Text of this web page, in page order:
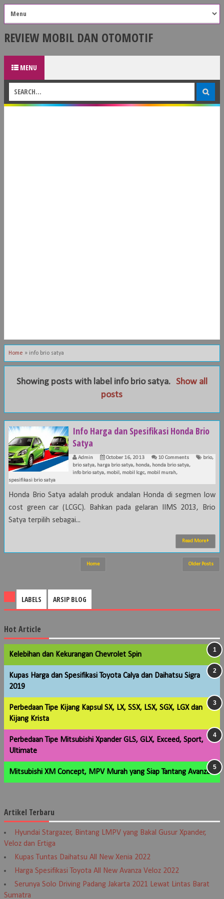
REVIEW MOBIL DAN OTOMOTIF
MENU
Home » info brio satya
Showing posts with label info brio satya. Show all
posts
Info Harga dan Spesifikasi Honda Brio
Satya
Admin October 16, 2013 10 Comments brio,
brio satya, harga brio satya, honda, honda brio satya,
info brio satya, mobil , mobil lcgc, mobil murah,
spesifikasi brio satya
Honda Brio Satya adalah produk andalan Honda di segmen low
cost green car (LCGC). Bahkan pada gelaran IIMS 2013, Brio
Satya terpilih sebagai...
Read More
Older Posts
Home
LABELS ARSIP BLOG
Hot Article
Kelebihan dan Kekurangan Chevrolet Spin
Kupas Harga dan Spesifikasi Toyota Calya dan Daihatsu Sigra
2019
Perbedaan Tipe Kijang Kapsul SX, LX, SSX, LSX, SGX, LGX dan
Kijang Krista
Perbedaan Tipe Mitsubishi Xpander GLS, GLX, Exceed, Sport,
Ultimate
Mitsubishi XM Concept, MPV Murah yang Siap Tantang Avanza
Artikel Terbaru
Hyundai Stargazer, Bintang LMPV yang Bakal Gusur Xpander,
Veloz dan Ertiga
Kupas Tuntas Daihatsu All New Xenia 2022
Harga Spesifikasi Toyota All New Avanza Veloz 2022
Serunya Solo Driving Padang Jakarta 2021 Lewat Lintas Barat
Sumatra